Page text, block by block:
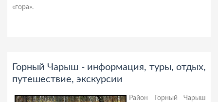
«гора».
Горный Чарыш - информация, туры, отдых,
путешествие, экскурсии
Район Горный Чарыш